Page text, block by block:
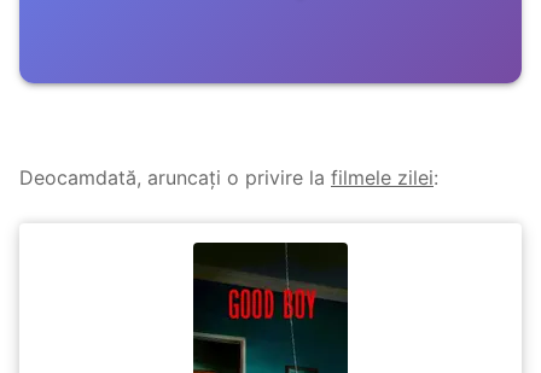
Deocamdată, aruncați o privire la filmele zilei: